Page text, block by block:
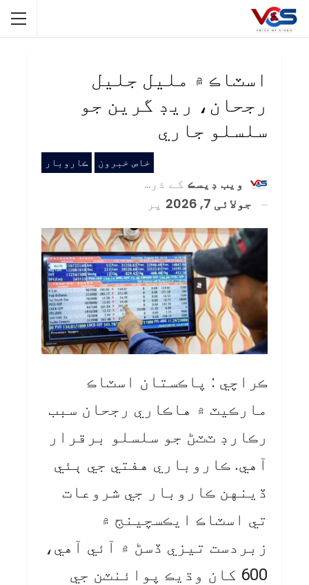
اسٽاڪ ۾ مليل جليل
رجحان، ريڊ گرين جو
سلسلو جاري
خاص خبرون ڪاروبار
ويب ڊيسڪ کے ذریعہ
جولائی 7, 2026
پر
ڪراچي : پاڪستان اسٽاڪ
مارڪيٽ ۾ هاڪاري رجحان سبب
رڪارڊ ٽٽڻ جو سلسلو برقرار
آهي. ڪاروباري هفتي جي ٻئي
ڏينهن ڪاروبار جي شروعات
تي اسٽاڪ ايڪسچينج ۾
زبردست تيزي ڏسڻ ۾ آئي آهي،
600 کان وڌيڪ پوائنٽن جي